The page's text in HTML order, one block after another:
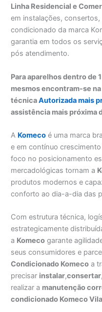
Linha Residencial e
em instalações, consertos,
condicionado da marca
garantia em todos os
pós atendimento.
Para aparelhos dentro de
mesmos encontram-se
técnicaAutorizada mais
assistência mais próxima
A Komeco é uma marca
e em contínuo
foco no posicionamento
mercadológicas tornam a
produtos modernos e
conforto ao dia-a-dia das
Com estrutura técnica,
estrategicamente
a Komeco garante
seus consumidores e
Condicionado Komeco a
precisar instalar,consertar,
realizar a manutenção
condicionado Komeco